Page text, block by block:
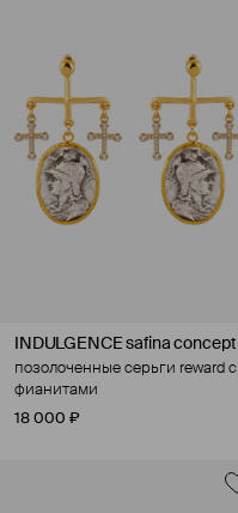
INDULGENCE safina concept
позолоченные серьги reward с
фианитами
18 000 ₽